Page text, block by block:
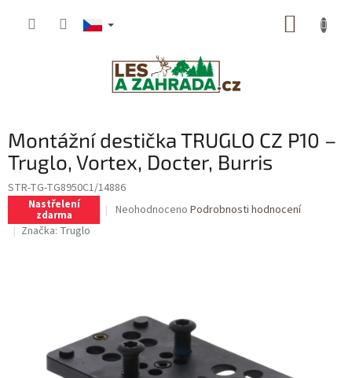
Montážní destička TRUGLO CZ P10 –
Truglo, Vortex, Docter, Burris
STR-TG-TG8950C1/14886
Nastřelení
zdarma
Průměrné
hvězdiček.
Neohodnoceno Podrobnosti hodnocení
Značka: Truglo